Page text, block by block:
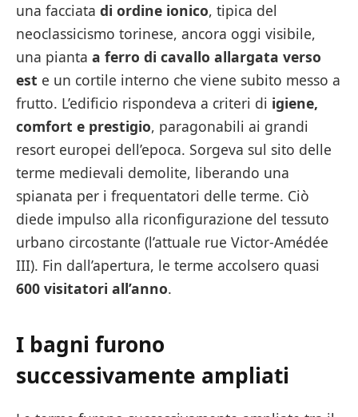
una facciata di ordine ionico, tipica del
neoclassicismo torinese, ancora oggi visibile,
una pianta a ferro di cavallo allargata verso
est e un cortile interno che viene subito messo a
frutto. L’edificio rispondeva a criteri di igiene,
comfort e prestigio, paragonabili ai grandi
resort europei dell’epoca. Sorgeva sul sito delle
terme medievali demolite, liberando una
spianata per i frequentatori delle terme. Ciò
diede impulso alla riconfigurazione del tessuto
urbano circostante (l’attuale rue Victor-Amédée
III). Fin dall’apertura, le terme accolsero quasi
600 visitatori all’anno.
I bagni furono
successivamente ampliati